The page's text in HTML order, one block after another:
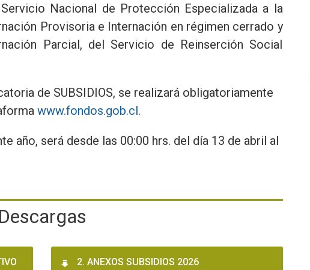
Nacional de Protección Especializada a la
Provisoria e Internación en régimen cerrado y
Parcial, del Servicio de Reinserción Social
de SUBSIDIOS, se realizará obligatoriamente
www.fondos.gob.cl.
año, será desde las 00:00 hrs. del día 13 de abril al
Descargas
2. ANEXOS SUBSIDIOS 2026